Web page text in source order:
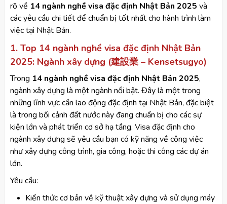
rõ về 14 ngành nghề visa đặc định Nhật Bản 2025 và
các yêu cầu chi tiết để chuẩn bị tốt nhất cho hành trình làm
việc tại Nhật Bản.
1. Top 14 ngành nghề visa đặc định Nhật Bản
2025: Ngành xây dựng (建設業 – Kensetsugyo)
Trong 14 ngành nghề visa đặc định Nhật Bản 2025,
ngành xây dựng là một ngành nổi bật. Đây là một trong
những lĩnh vực cần lao động đặc định tại Nhật Bản, đặc biệt
là trong bối cảnh đất nước này đang chuẩn bị cho các sự
kiện lớn và phát triển cơ sở hạ tầng. Visa đặc định cho
ngành xây dựng sẽ yêu cầu bạn có kỹ năng về công việc
như xây dựng công trình, gia công, hoặc thi công các dự án
lớn.
Yêu cầu:
Kiến thức cơ bản về kỹ thuật xây dựng và sử dụng máy